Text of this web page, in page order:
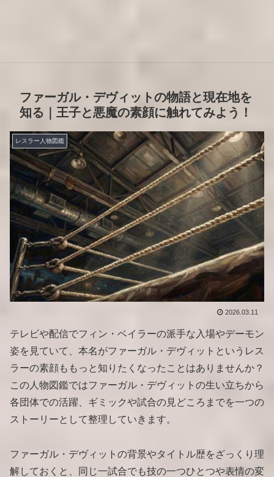
ファーガル・デヴィットの物語と現在地を
知る｜王子と悪魔の素顔に触れてみよう！
レスラー人物図鑑
2026.03.11
テレビや配信でフィン・ベイラーの派手な入場やデーモン
姿を見ていて、本名がファーガル・デヴィットというレス
ラーの素顔ももっと知りたくなったことはありませんか？
この人物図鑑ではファーガル・デヴィットの生い立ちから
各団体での活躍、ギミックや試合の見どころまでを一つの
ストーリーとして整理していきます。
ファーガル・デヴィットの背景やタイトル歴をざっくり理
解しておくと、同じ一試合でも技の一つひとつや表情の変